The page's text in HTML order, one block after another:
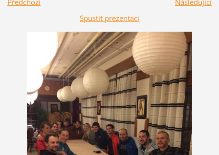
Spustit prezentaci